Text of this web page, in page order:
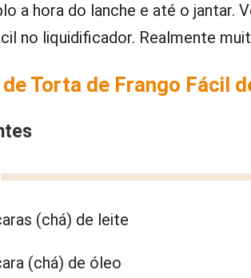
a hora do lanche e até o jantar.
no liquidificador. Realmente
Torta de Frango Fácil
(chá) de leite
(chá) de óleo